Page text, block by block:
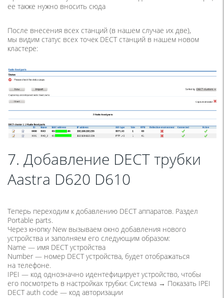
ее также нужно вносить сюда
После внесения всех станций (в нашем случае их две),
мы видим статус всех точек DECT станций в нашем новом
кластере:
7. Добавление DECT трубки
Aastra D620 D610
Теперь переходим к добавлению DECT аппаратов. Раздел
Portable parts.
Через кнопку New вызываем окно добавления нового
устройства и заполняем его следующим образом:
Name — имя DECT устройства
Number — номер DECT устройства, будет отображаться
на телефоне.
IPEI — код однозначно идентефицирует устройство, чтобы
его посмотреть в настройках трубки: Система → Показать IPEI
DECT auth code — код авторизации